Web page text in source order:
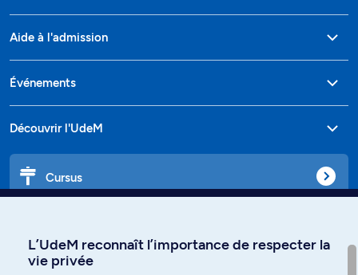
Aide à l'admission
Événements
Découvrir l'UdeM
Cursus
L’UdeM reconnaît l’importance de respecter la
vie privée